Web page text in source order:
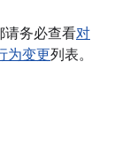
请务必查看对
为变更列表。